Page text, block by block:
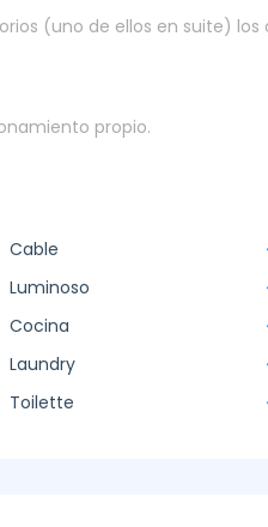
(uno de ellos en suite)
propio.
Cable
Luminoso
Cocina
Laundry
Toilette